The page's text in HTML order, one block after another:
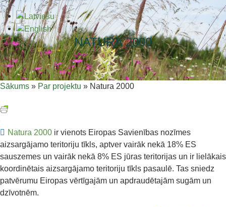
NATURA 2000
Sākums » Par projektu » Natura 2000
Natura 2000 ir vienots Eiropas Savienības nozīmes
aizsargājamo teritoriju tīkls, aptver vairāk nekā 18% ES
sauszemes un vairāk nekā 8% ES jūras teritorijas un ir lielākais
koordinētais aizsargājamo teritoriju tīkls pasaulē. Tas sniedz
patvērumu Eiropas vērtīgajām un apdraudētajām sugām un
dzīvotnēm.